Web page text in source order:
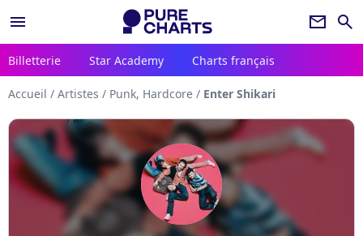
menu newsletter search
Billetterie Star Academy Charts français
Accueil / Artistes / Punk, Hardcore / Enter Shikari